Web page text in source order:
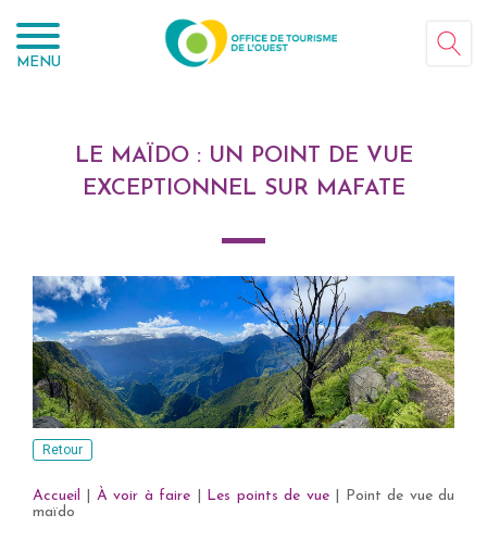
MENU
LE MAÏDO : UN POINT DE VUE
EXCEPTIONNEL SUR MAFATE
Retour
Accueil À voir à faire Les points de vue| Point de vue du
maïdo